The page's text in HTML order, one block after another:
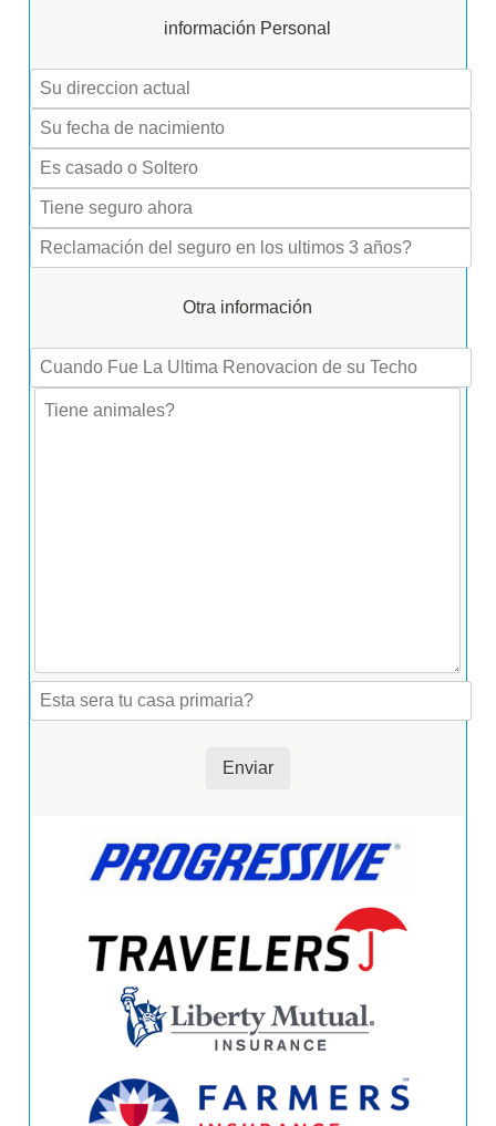
información Personal
Otra información
Enviar